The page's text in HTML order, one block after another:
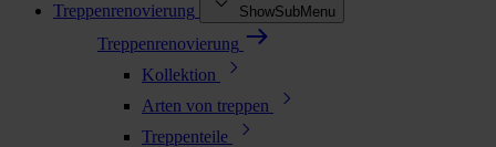
Treppenrenovierung ShowSubMenu
Treppenrenovierung
Kollektion
Arten von treppen
Treppenteile